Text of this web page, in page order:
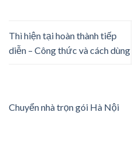
Thì hiện tại hoàn thành tiếp
diễn – Công thức và cách dùng
Chuyển nhà trọn gói Hà Nội